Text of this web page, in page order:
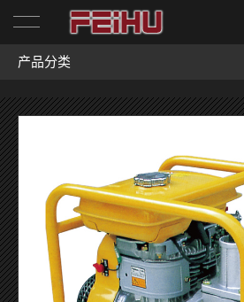
产品分类
首页
关于我们
服务与支持
新闻资讯
联系我们